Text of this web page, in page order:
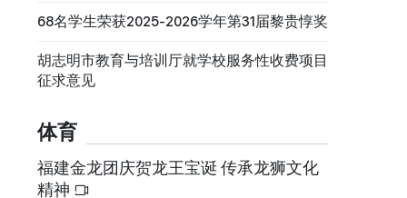
68名学生荣获2025-2026学年第31届黎贵惇奖
胡志明市教育与培训厅就学校服务性收费项目
征求意见
体育
福建金龙团庆贺龙王宝诞 传承龙狮文化
精神